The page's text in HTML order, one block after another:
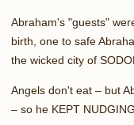
Abraham's "guests"
birth, one to safe
the wicked city of
Angels don't eat – but
– so he KEPT